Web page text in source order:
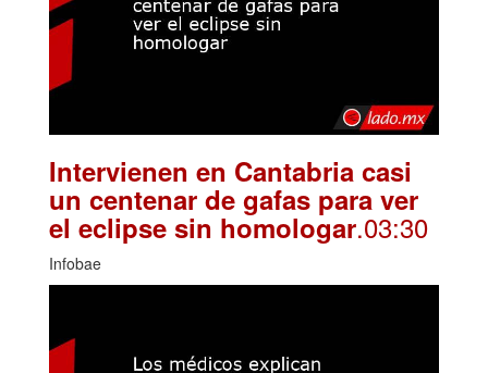
Intervienen en Cantabria casi
un centenar de gafas para ver
el eclipse sin homologar.03:30
Infobae